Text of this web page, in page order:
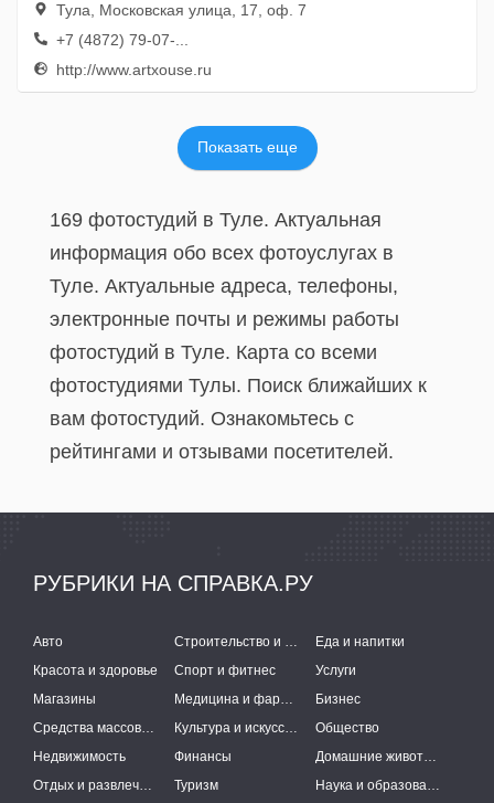
Тула, Московская улица, 17, оф. 7
+7 (4872) 79-07-...
http://www.artxouse.ru
Показать еще
169 фотостудий в Туле. Актуальная
информация обо всех фотоуслугах в
Туле. Актуальные адреса, телефоны,
электронные почты и режимы работы
фотостудий в Туле. Карта со всеми
фотостудиями Тулы. Поиск ближайших к
вам фотостудий. Ознакомьтесь с
рейтингами и отзывами посетителей.
РУБРИКИ НА СПРАВКА.РУ
Авто Строительство и ремонт
Еда и напитки
Красота и здоровье
Спорт и фитнес
Услуги
Магазины
Медицина и фармацевтика
Бизнес
Средства массовой информации
Культура и искусство
Общество
Недвижимость
Финансы
Домашние животные
Отдых и развлечения
Туризм Наука и образование